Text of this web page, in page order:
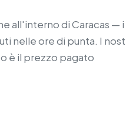
all'interno di Caracas —
nelle ore di punta. I
è il prezzo pagato